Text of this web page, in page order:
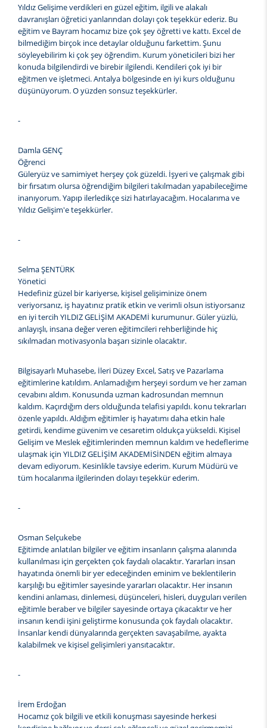
Yıldız Gelişime verdikleri en güzel eğitim, ilgili ve alakalı
davranışları öğretici yanlarından dolayı çok teşekkür ederiz. Bu
eğitim ve Bayram hocamız bize çok şey öğretti ve kattı. Excel de
bilmediğim birçok ince detaylar olduğunu farkettim. Şunu
söyleyebilirim ki çok şey öğrendim. Kurum yöneticileri bizi her
konuda bilgilendirdi ve birebir ilgilendi. Kendileri çok iyi bir
eğitmen ve işletmeci. Antalya bölgesinde en iyi kurs olduğunu
düşünüyorum. O yüzden sonsuz teşekkürler.
-
Damla GENÇ
Öğrenci
Güleryüz ve samimiyet herşey çok güzeldi. İşyeri ve çalışmak gibi
bir fırsatım olursa öğrendiğim bilgileri takılmadan yapabileceğime
inanıyorum. Yapıp ilerledikçe sizi hatırlayacağım. Hocalarıma ve
Yıldız Gelişim'e teşekkürler.
-
Selma ŞENTÜRK
Yönetici
Hedefiniz güzel bir kariyerse, kişisel gelişiminize önem
veriyorsanız, iş hayatınız pratik etkin ve verimli olsun istiyorsanız
en iyi tercih YILDIZ GELİŞİM AKADEMİ kurumunur. Güler yüzlü,
anlayışlı, insana değer veren eğitimcileri rehberliğinde hiç
sıkılmadan motivasyonla başarı sizinle olacaktır.
Bilgisayarlı Muhasebe, İleri Düzey Excel, Satış ve Pazarlama
eğitimlerine katıldım. Anlamadığım herşeyi sordum ve her zaman
cevabını aldım. Konusunda uzman kadrosundan memnun
kaldım. Kaçırdığım ders olduğunda telafisi yapıldı. konu tekrarları
özenle yapıldı. Aldığım eğitimler iş hayatımı daha etkin hale
getirdi, kendime güvenim ve cesaretim oldukça yükseldi. Kişisel
Gelişim ve Meslek eğitimlerinden memnun kaldım ve hedeflerime
ulaşmak için YILDIZ GELİŞİM AKADEMİSİNDEN eğitim almaya
devam ediyorum. Kesinlikle tavsiye ederim. Kurum Müdürü ve
tüm hocalarıma ilgilerinden dolayı teşekkür ederim.
-
Osman Selçukebe
Eğitimde anlatılan bilgiler ve eğitim insanların çalışma alanında
kullanılması için gerçekten çok faydalı olacaktır. Yararları insan
hayatında önemli bir yer edeceğinden eminim ve beklentilerin
karşılığı bu eğitimler sayesinde yararları olacaktır. Her insanın
kendini anlaması, dinlemesi, düşünceleri, hisleri, duyguları verilen
eğitimle beraber ve bilgiler sayesinde ortaya çıkacaktır ve her
insanın kendi işini geliştirme konusunda çok faydalı olacaktır.
İnsanlar kendi dünyalarında gerçekten savaşabilme, ayakta
kalabilmek ve kişisel gelişimleri yansıtacaktır.
-
İrem Erdoğan
Hocamız çok bilgili ve etkili konuşması sayesinde herkesi